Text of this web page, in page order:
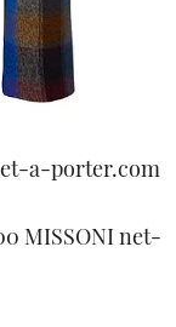
a-porter.com
MISSONI net-